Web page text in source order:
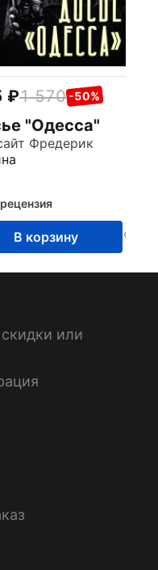
1 570 -50%
"Одесса"
Фредерик
В корзину
или